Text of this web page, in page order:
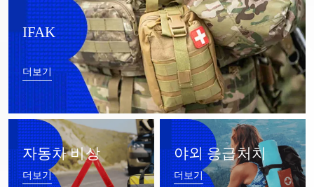
IFAK
더보기
자동차 비상
더보기
야외 응급처치
더보기